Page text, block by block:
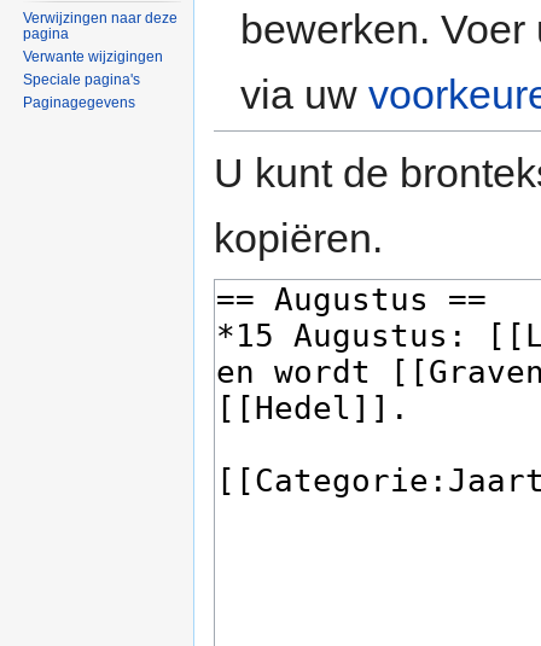
bewerken.
via uw
U kunt de
kopiëren.
Verwijzingen naar deze
pagina
Verwante wijzigingen
Speciale pagina's
Paginagegevens